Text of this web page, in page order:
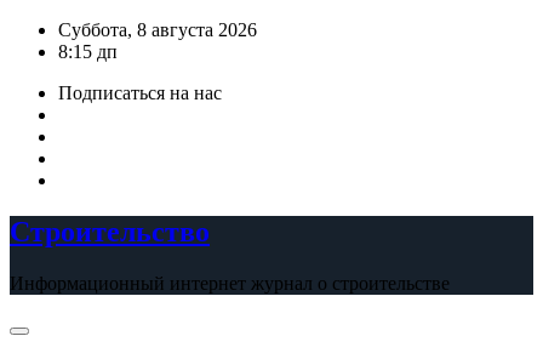
ПерейтиСуббота, 8 августа 2026
8:15 дп
Подписаться на нас
Строительство
Информационный интернет журнал о строительстве